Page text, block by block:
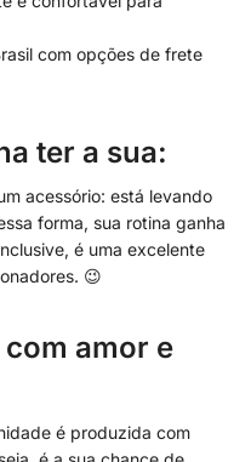
com opções de frete
ter a sua:
acessório: está levando
forma, sua rotina ganha
é uma excelente
😉
amor e
é produzida com